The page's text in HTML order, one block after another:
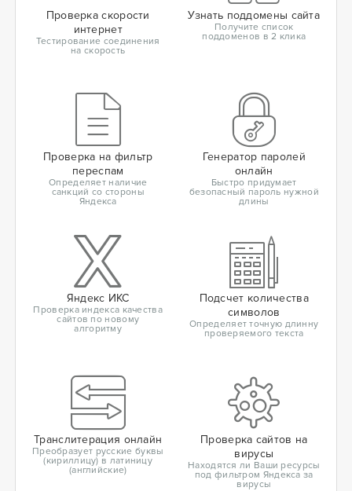
Проверка скорости
интернет
Тестирование соединения
на скорость
Узнать поддомены сайта
Получите список
поддоменов в 2 клика
Проверка на фильтр
переспам
Определяет наличие
санкций со стороны
Яндекса
Генератор паролей
онлайн
Быстро придумает
безопасный пароль нужной
длины
Яндекс ИКС
Проверка индекса качества
сайтов по новому
алгоритму
Подсчет количества
символов
Определяет точную длинну
проверяемого текста
Транслитерация онлайн
Преобразует русские буквы
(кириллицу) в латиницу
(английские)
Проверка сайтов на
вирусы
Находятся ли Ваши ресурсы
под фильтром Яндекса за
вирусы